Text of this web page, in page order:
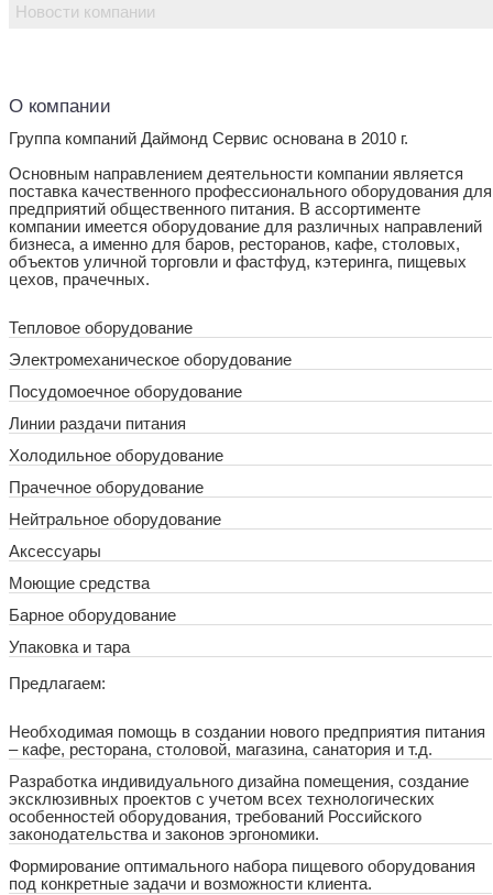
О компании
Группа компаний Даймонд Сервис основана в 2010 г.
Основным направлением деятельности компании является
поставка качественного профессионального оборудования для
предприятий общественного питания. В ассортименте
компании имеется оборудование для различных направлений
бизнеса, а именно для баров, ресторанов, кафе, столовых,
объектов уличной торговли и фастфуд, кэтеринга, пищевых
цехов, прачечных.
Тепловое оборудование
Электромеханическое оборудование
Посудомоечное оборудование
Линии раздачи питания
Холодильное оборудование
Прачечное оборудование
Нейтральное оборудование
Аксессуары
Моющие средства
Барное оборудование
Упаковка и тара
Предлагаем:
Необходимая помощь в создании нового предприятия питания
– кафе, ресторана, столовой, магазина, санатория и т.д.
Разработка индивидуального дизайна помещения, создание
эксклюзивных проектов с учетом всех технологических
особенностей оборудования, требований Российского
законодательства и законов эргономики.
Формирование оптимального набора пищевого оборудования
под конкретные задачи и возможности клиента.
Новости компании